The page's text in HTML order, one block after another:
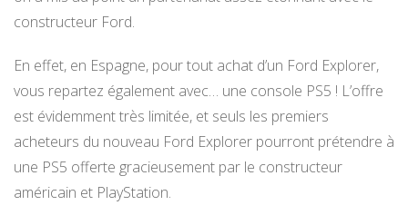
constructeur Ford.
En effet, en Espagne, pour tout achat d’un Ford Explorer,
vous repartez également avec… une console PS5 ! L’offre
est évidemment très limitée, et seuls les premiers
acheteurs du nouveau Ford Explorer pourront prétendre à
une PS5 offerte gracieusement par le constructeur
américain et PlayStation.